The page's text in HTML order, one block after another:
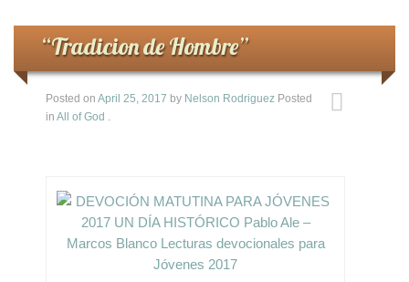
“Tradicion de Hombre”
Posted on April 25, 2017 by Nelson Rodriguez Posted
in All of God .